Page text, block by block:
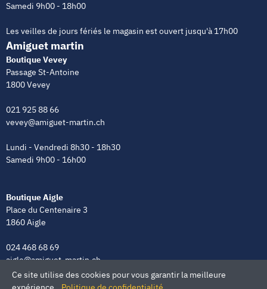
Samedi 9h00 - 18h00
Les veilles de jours fériés le magasin est ouvert jusqu'à 17h00
Amiguet martin
Boutique Vevey
Passage St-Antoine
1800 Vevey
021 925 88 66
vevey@amiguet-martin.ch
Lundi - Vendredi 8h30 - 18h30
Samedi 9h00 - 16h00
Boutique Aigle
Place du Centenaire 3
1860 Aigle
024 468 68 69
aigle@amiguet-martin.ch
Lundi - Vendredi 8h00 - 12h00 | 13h30 - 18h30
Ce site utilise des cookies pour vous garantir la meilleure